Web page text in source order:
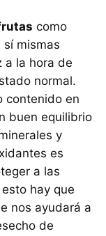
como
mismas
a la hora de
normal.
contenido en
buen equilibrio
y
es
a las
hay que
nos ayudará a
de